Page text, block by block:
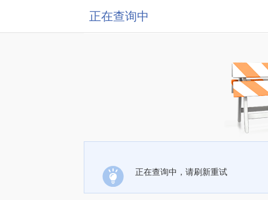
正在查询中
正在查询中，请刷新重试